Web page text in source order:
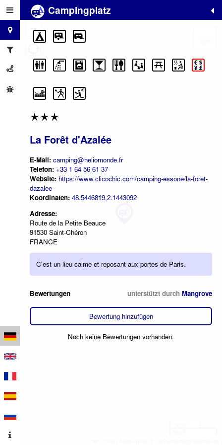
Campingplatz
La Forêt d'Azalée
E-Mail: camping@heliomonde.fr
Telefon: +33 1 64 56 61 37
Website: https://www.clicochic.com/camping-essone/la-foret-
dazalee
Koordinaten: 48.5446819,2.1443092
Adresse:
Route de la Petite Beauce
91530 Saint-Chéron
FRANCE
C'est un lieu calme et reposant aux portes de Paris.
Bewertungen unterstützt durch Mangrove
Bewertung hinzufügen
Noch keine Bewertungen vorhanden.
+
−